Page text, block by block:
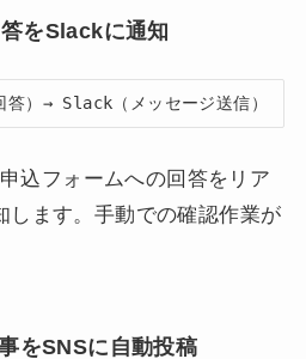
をSlackに通知
）→ Slack（メッセージ送信）
込フォームへの回答をリア
します。手動での確認作業が
をSNSに自動投稿